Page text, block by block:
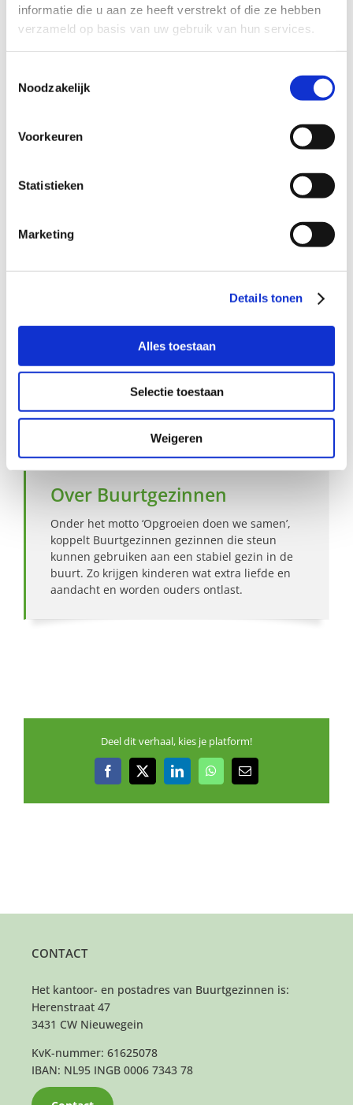
informatie die u aan ze heeft verstrekt of die ze hebben
verzameld op basis van uw gebruik van hun services.
Noodzakelijk
Voorkeuren
Statistieken
Marketing
Details tonen
Alles toestaan
Selectie toestaan
Weigeren
• Waar een jongentje van bijna 4 welkom is;
• Dat ruimte heeft voor of na schooltijd (in
Dan kun je contact opnemen met Loes van Maanen –
of telefoonnummer
06-24195024.
.
Hoe werkt Buurtgezinnen?
Bekijk andere zoekprofielen
Over Buurtgezinnen
Onder het motto ‘Opgroeien doen we samen’,
koppelt Buurtgezinnen gezinnen die steun
kunnen gebruiken aan een stabiel gezin in de
buurt. Zo krijgen kinderen wat extra liefde en
aandacht en worden ouders ontlast.
Deel dit verhaal, kies je platform!
Facebook
X LinkedInWhatsApp
E-
CONTACT
Het kantoor- en postadres van Buurtgezinnen is:
Herenstraat 47
3431 CW Nieuwegein
KvK-nummer: 61625078
IBAN: NL95 INGB 0006 7343 78